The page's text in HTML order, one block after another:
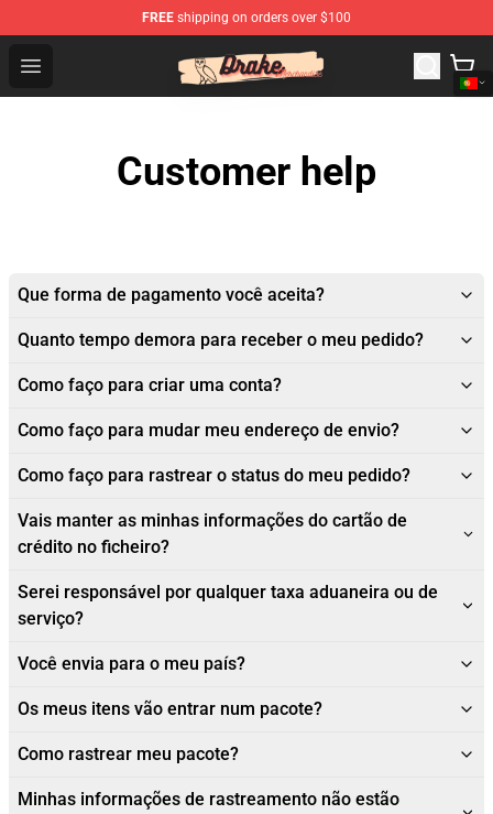
FREE shipping on orders over $100
Open menu
Drake Shop - Official Drake Merchandise Store
Customer help
Que forma de pagamento você aceita?
Quanto tempo demora para receber o meu pedido?
Como faço para criar uma conta?
Como faço para mudar meu endereço de envio?
Como faço para rastrear o status do meu pedido?
Vais manter as minhas informações do cartão de
crédito no ficheiro?
Serei responsável por qualquer taxa aduaneira ou de
serviço?
Você envia para o meu país?
Os meus itens vão entrar num pacote?
Como rastrear meu pacote?
Minhas informações de rastreamento não estão